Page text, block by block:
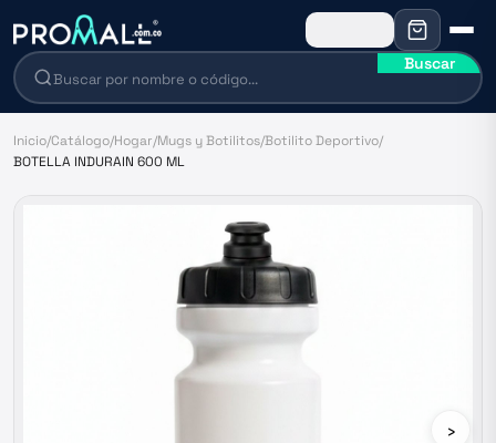
Buscar
Inicio/Catálogo/Hogar/Mugs y Botilitos/Botilito Deportivo/
BOTELLA INDURAIN 600 ML
›